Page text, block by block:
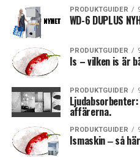
PRODUKTGUIDER
WD-6 DUPLUS
PRODUKTGUIDER
Is – vilken is är
PRODUKTGUIDER
affärerna.
PRODUKTGUIDER
Ismaskin ‒ så